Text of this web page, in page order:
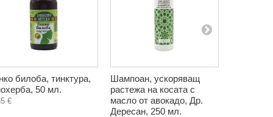
билоба, тинктура,
50 мл.
€
Шампоан, ускоряващ
растежа на косата с
масло от авокадо, Др.
Дересан, 250 мл.